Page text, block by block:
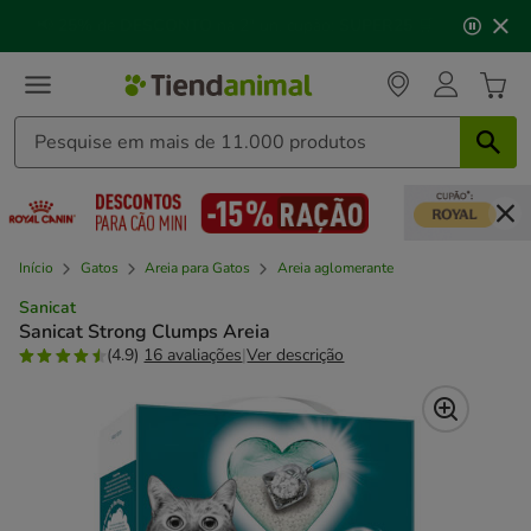
mensagem,
Início Gatos Areia para Gatos Areia aglomerante
Sanicat
Sanicat Strong Clumps Areia
(4.9) 16 avaliações|Ver descrição